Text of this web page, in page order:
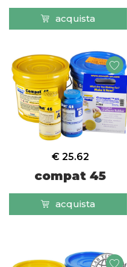
acquista
compat 45
€ 25.62
acquista